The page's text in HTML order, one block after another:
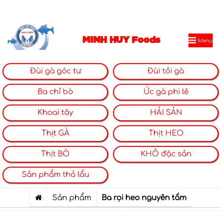
MINH HUY Foods Menu
Đùi gà góc tư Đùi tỏi gà
Ba chỉ bò Ức gà phi lê
Khoai tây HẢI SẢN
Thịt GÀ Thịt HEO
Thịt BÒ KHÔ đặc sản
Sản phẩm thả lẩu
Sản phẩm Ba rọi heo nguyên tấm